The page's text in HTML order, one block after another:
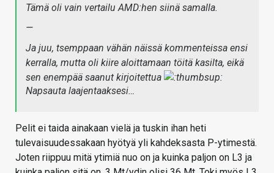
Tämä oli vain vertailu AMD:hen siinä samalla.
—
Ja juu, tsemppaan vähän näissä kommenteissa ensi
kerralla, mutta oli kiire aloittamaan töitä kasilta, eikä
sen enempää saanut kirjoitettua
Napsauta laajentaaksesi…
Pelit ei taida ainakaan vielä ja tuskin ihan heti
tulevaisuudessakaan hyötyä yli kahdeksasta P-ytimestä.
Joten riippuu mitä ytimiä nuo on ja kuinka paljon on L3 ja